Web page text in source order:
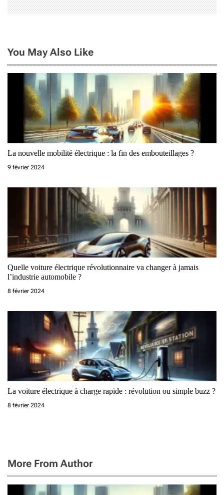
’
r
t
e
You May Also Like
La nouvelle mobilité électrique : la fin des embouteillages ?
9 février 2024
Quelle voiture électrique révolutionnaire va changer à jamais
l’industrie automobile ?
8 février 2024
La voiture électrique à charge rapide : révolution ou simple buzz ?
8 février 2024
More From Author